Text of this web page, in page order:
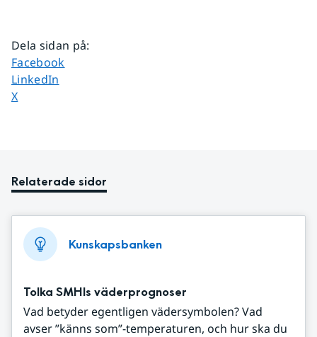
Dela sidan på:
Dela sidan på
Facebook
Dela sidan på
LinkedIn
Dela sidan på
X
Relaterade sidor
Kunskapsbanken
Tolka SMHIs väderprognoser
Vad betyder egentligen vädersymbolen? Vad
avser ”känns som”-temperaturen, och hur ska du